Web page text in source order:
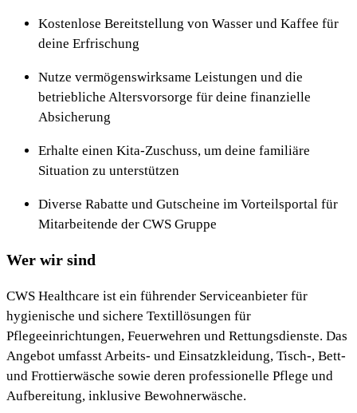
Kostenlose Bereitstellung von Wasser und Kaffee für
deine Erfrischung
Nutze vermögenswirksame Leistungen und die
betriebliche Altersvorsorge für deine finanzielle
Absicherung
Erhalte einen Kita-Zuschuss, um deine familiäre
Situation zu unterstützen
Diverse Rabatte und Gutscheine im Vorteilsportal für
Mitarbeitende der CWS Gruppe
Wer wir sind
CWS Healthcare ist ein führender Serviceanbieter für
hygienische und sichere Textillösungen für
Pflegeeinrichtungen, Feuerwehren und Rettungsdienste. Das
Angebot umfasst Arbeits- und Einsatzkleidung, Tisch-, Bett-
und Frottierwäsche sowie deren professionelle Pflege und
Aufbereitung, inklusive Bewohnerwäsche.